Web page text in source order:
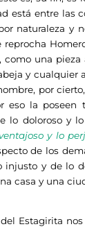
está entre las
naturaleza y
como una
y cualquier
por
eso la poseen
lo doloroso y
y lo
de los
injusto y de lo
casa y una
Estagirita